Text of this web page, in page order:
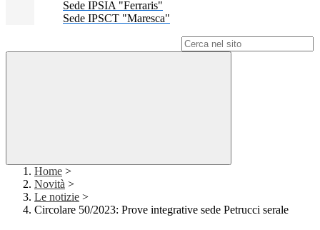
Sede IPSIA "Ferraris"
Sede IPSCT "Maresca"
Home >
Novità >
Le notizie >
Circolare 50/2023: Prove integrative sede Petrucci serale